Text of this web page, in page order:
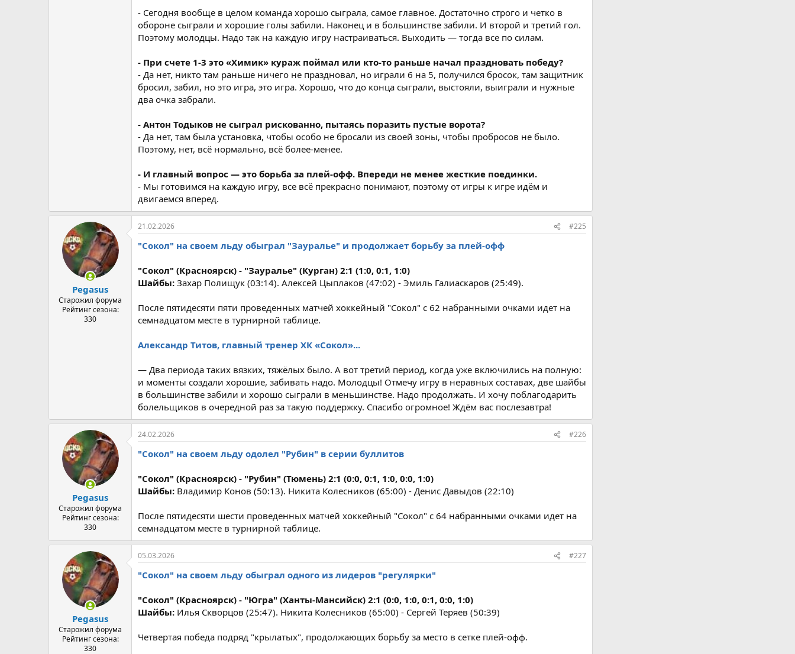
- Сегодня вообще в целом команда хорошо сыграла, самое главное. Достаточно строго и четко в
обороне сыграли и хорошие голы забили. Наконец и в большинстве забили. И второй и третий гол.
Поэтому молодцы. Надо так на каждую игру настраиваться. Выходить — тогда все по силам.
- При счете 1-3 это «Химик» кураж поймал или кто-то раньше начал праздновать победу?
- Да нет, никто там раньше ничего не праздновал, но играли 6 на 5, получился бросок, там защитник
бросил, забил, но это игра, это игра. Хорошо, что до конца сыграли, выстояли, выиграли и нужные
два очка забрали.
- Антон Тодыков не сыграл рискованно, пытаясь поразить пустые ворота?
- Да нет, там была установка, чтобы особо не бросали из своей зоны, чтобы пробросов не было.
Поэтому, нет, всё нормально, всё более-менее.
- И главный вопрос — это борьба за плей-офф. Впереди не менее жесткие поединки.
- Мы готовимся на каждую игру, все всё прекрасно понимают, поэтому от игры к игре идём и
двигаемся вперед.
Pegasus
Старожил форума
Рейтинг сезона:
330
21.02.2026 #225
"Сокол" на своем льду обыграл "Зауралье" и продолжает борьбу за плей-офф
"Сокол" (Красноярск) - "Зауралье" (Курган) 2:1 (1:0, 0:1, 1:0)
Шайбы: Захар Полищук (03:14). Алексей Цыплаков (47:02) - Эмиль Галиаскаров (25:49).
После пятидесяти пяти проведенных матчей хоккейный "Сокол" c 62 набранными очками идет на
семнадцатом месте в турнирной таблице.
Александр Титов, главный тренер ХК «Сокол»...
— Два периода таких вязких, тяжёлых было. А вот третий период, когда уже включились на полную:
и моменты создали хорошие, забивать надо. Молодцы! Отмечу игру в неравных составах, две шайбы
в большинстве забили и хорошо сыграли в меньшинстве. Надо продолжать. И хочу поблагодарить
болельщиков в очередной раз за такую поддержку. Спасибо огромное! Ждём вас послезавтра!
Pegasus
Старожил форума
Рейтинг сезона:
330
24.02.2026 #226
"Сокол" на своем льду одолел "Рубин" в серии буллитов
"Сокол" (Красноярск) - "Рубин" (Тюмень) 2:1 (0:0, 0:1, 1:0, 0:0, 1:0)
Шайбы: Владимир Конов (50:13). Никита Колесников (65:00) - Денис Давыдов (22:10)
После пятидесяти шести проведенных матчей хоккейный "Сокол" c 64 набранными очками идет на
семнадцатом месте в турнирной таблице.
Pegasus
Старожил форума
Рейтинг сезона:
330
05.03.2026 #227
"Сокол" на своем льду обыграл одного из лидеров "регулярки"
"Сокол" (Красноярск) - "Югра" (Ханты-Мансийск) 2:1 (0:0, 1:0, 0:1, 0:0, 1:0)
Шайбы: Илья Скворцов (25:47). Никита Колесников (65:00) - Сергей Теряев (50:39)
Четвертая победа подряд "крылатых", продолжающих борьбу за место в сетке плей-офф.